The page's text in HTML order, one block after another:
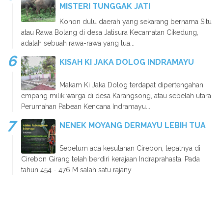
MISTERI TUNGGAK JATI
Konon dulu daerah yang sekarang bernama Situ
atau Rawa Bolang di desa Jatisura Kecamatan Cikedung,
adalah sebuah rawa-rawa yang lua...
KISAH KI JAKA DOLOG INDRAMAYU
Makam Ki Jaka Dolog terdapat dipertengahan
empang milik warga di desa Karangsong, atau sebelah utara
Perumahan Pabean Kencana Indramayu....
NENEK MOYANG DERMAYU LEBIH TUA
Sebelum ada kesutanan Cirebon, tepatnya di
Cirebon Girang telah berdiri kerajaan Indraprahasta. Pada
tahun 454 - 476 M salah satu rajany...